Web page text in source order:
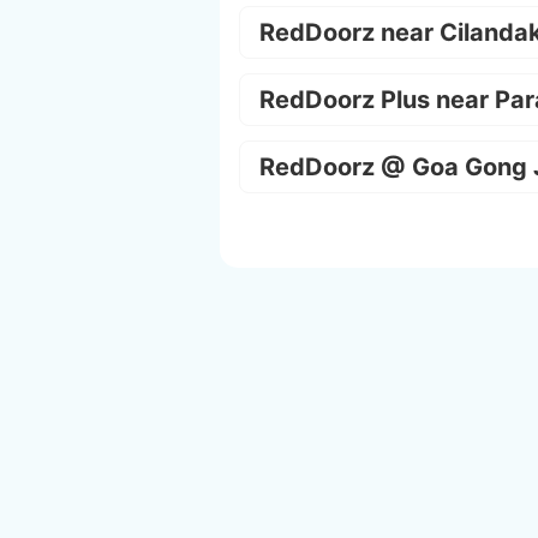
RedDoorz near
RedDoorz Plus near
RedDoorz @ Goa